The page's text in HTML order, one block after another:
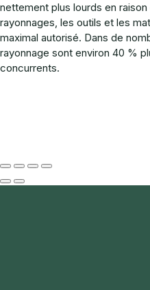
nettement plus lourds en
rayonnages, les outils et les
maximal autorisé. Dans de
rayonnage sont environ 40 %
concurrents.